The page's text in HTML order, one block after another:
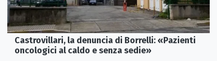
Castrovillari, la denuncia di Borrelli: «Pazienti
oncologici al caldo e senza sedie»